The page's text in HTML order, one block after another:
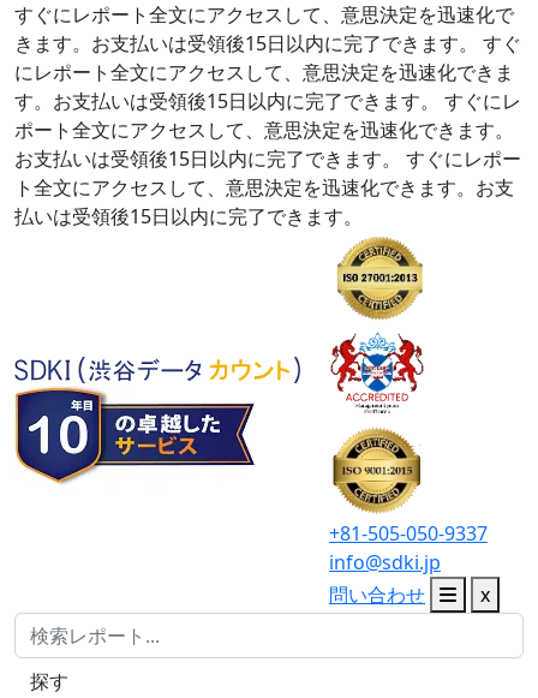
すぐにレポート全文にアクセスして、意思決定を迅速化で
きます。お支払いは受領後15日以内に完了できます。
すぐ
にレポート全文にアクセスして、意思決定を迅速化できま
す。お支払いは受領後15日以内に完了できます。
すぐにレ
ポート全文にアクセスして、意思決定を迅速化できます。
お支払いは受領後15日以内に完了できます。
すぐにレポー
ト全文にアクセスして、意思決定を迅速化できます。お支
払いは受領後15日以内に完了できます。
+81-505-050-9337
info@sdki.jp
問い合わせ
x
探す